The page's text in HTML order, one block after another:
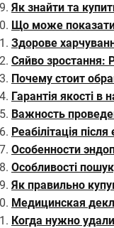
Як знайти та
Що може
Здорове
Сяйво зростання:
Почему стоит
Гарантія якості
Важность
Реабілітація
Особенности
Особливості
Як правильно
Медицинская
Когда нужно